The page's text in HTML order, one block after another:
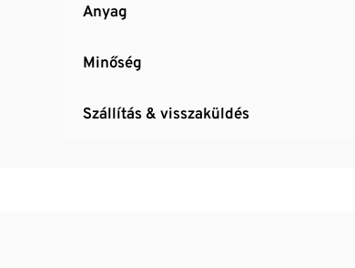
Anyag
Minőség
Szállítás & visszaküldés